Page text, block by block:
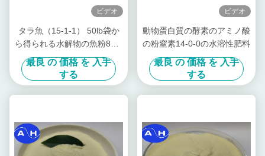
ビデオ
タラ魚（15-1-1） 50lb袋か
ら得られる水解物の魚粉80%
蛋白質の粉
最良 の 価格 を 入手
する
ビデオ
動物蛋白質の酵素のアミノ酸
の粉窒素14-0-0の水溶性肥料
最良 の 価格 を 入手
する